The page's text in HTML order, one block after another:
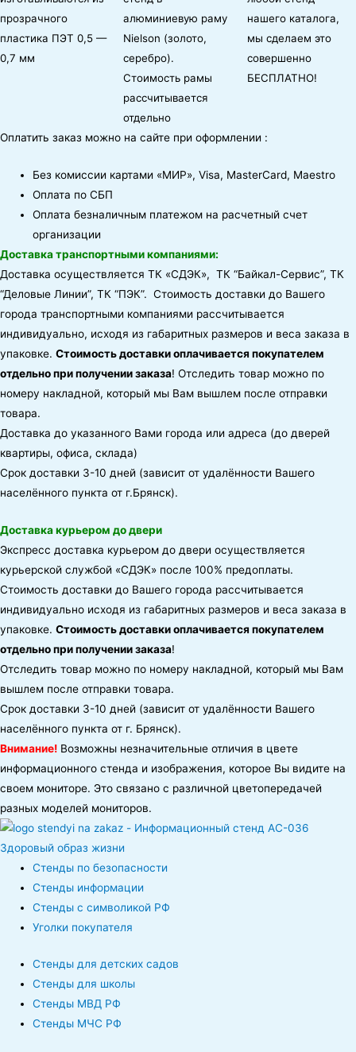
прозрачного
пластика ПЭТ 0,5 —
0,7 мм
алюминиевую раму
Nielson (золото,
серебро).
Стоимость рамы
рассчитывается
отдельно
нашего каталога,
мы сделаем это
совершенно
БЕСПЛАТНО!
Оплатить заказ можно на сайте при оформлении :
Без комиссии картами «МИР», Visa, MasterCard, Maestro
Оплата по СБП
Оплата безналичным платежом на расчетный счет
организации
Доставка транспортными компаниями:
Доставка осуществляется ТК «СДЭК», ТК “Байкал-Сервис”, ТК
“Деловые Линии”, ТК “ПЭК”. Стоимость доставки до Вашего
города транспортными компаниями рассчитывается
индивидуально, исходя из габаритных размеров и веса заказа в
упаковке. Стоимость доставки оплачивается покупателем
отдельно при получении заказа! Отследить товар можно по
номеру накладной, который мы Вам вышлем после отправки
товара.
Доставка до указанного Вами города или адреса (до дверей
квартиры, офиса, склада)
Срок доставки 3-10 дней (зависит от удалённости Вашего
населённого пункта от г.Брянск).
Доставка курьером до двери
Экспресс доставка курьером до двери осуществляется
курьерской службой «СДЭК» после 100% предоплаты.
Стоимость доставки до Вашего города рассчитывается
индивидуально исходя из габаритных размеров и веса заказа в
упаковке. Стоимость доставки оплачивается покупателем
отдельно при получении заказа!
Отследить товар можно по номеру накладной, который мы Вам
вышлем после отправки товара.
Срок доставки 3-10 дней (зависит от удалённости Вашего
населённого пункта от г. Брянск).
Внимание! Возможны незначительные отличия в цвете
информационного стенда и изображения, которое Вы видите на
своем мониторе. Это связано с различной цветопередачей
разных моделей мониторов.
Стенды по безопасности
Стенды информации
Стенды с символикой РФ
Уголки покупателя
Стенды для детских садов
Стенды для школы
Стенды МВД РФ
Стенды МЧС РФ